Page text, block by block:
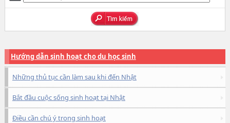
Hướng dẫn sinh hoạt cho du học sinh
Những thủ tục cần làm sau khi đến Nhật
Bắt đầu cuộc sống sinh hoạt tại Nhật
Điều cần chú ý trong sinh hoạt